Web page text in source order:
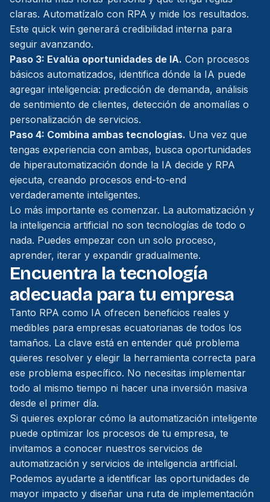
claras. Automatízalo con RPA y mide los resultados.
Este quick win generará credibilidad interna para
seguir avanzando.
Paso 3: Evalúa oportunidades de IA. Con procesos
básicos automatizados, identifica dónde la IA puede
agregar inteligencia: predicción de demanda, análisis
de sentimiento de clientes, detección de anomalías o
personalización de servicios.
Paso 4: Combina ambas tecnologías. Una vez que
tengas experiencia con ambas, busca oportunidades
de hiperautomatización donde la IA decide y RPA
ejecuta, creando procesos end-to-end
verdaderamente inteligentes.
Lo más importante es comenzar. La automatización y
la inteligencia artificial no son tecnologías de todo o
nada. Puedes empezar con un solo proceso,
aprender, iterar y expandir gradualmente.
Encuentra la tecnología
adecuada para tu empresa
Tanto RPA como IA ofrecen beneficios reales y
medibles para empresas ecuatorianas de todos los
tamaños. La clave está en entender qué problema
quieres resolver y elegir la herramienta correcta para
ese problema específico. No necesitas implementar
todo al mismo tiempo ni hacer una inversión masiva
desde el primer día.
Si quieres explorar cómo la automatización inteligente
puede optimizar los procesos de tu empresa, te
invitamos a conocer nuestros servicios de
automatización y servicios de inteligencia artificial.
Podemos ayudarte a identificar las oportunidades de
mayor impacto y diseñar una ruta de implementación